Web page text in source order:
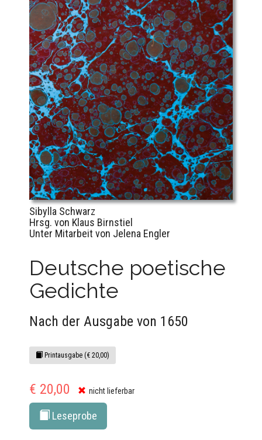
Sibylla Schwarz
Hrsg. von Klaus Birnstiel
Unter Mitarbeit von Jelena Engler
Deutsche poetische
Gedichte
Nach der Ausgabe von 1650
Printausgabe (€ 20,00)
€ 20,00 nicht lieferbar
Leseprobe